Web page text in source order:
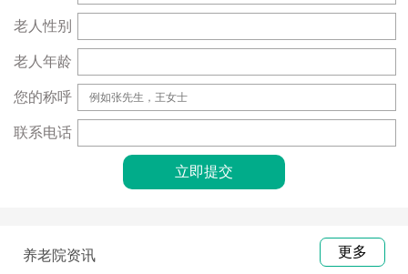
老人性别
老人年龄
您的称呼
联系电话
养老院资讯 更多